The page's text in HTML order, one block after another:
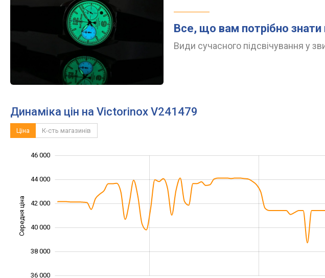
Все, що вам потрібно знати
Види сучасного підсвічування у
Динаміка цін на Victorinox V241479
Ціна К-сть магазинів
Середня ціна
36 000
38 000
40 000
42 000
44 000
46 000